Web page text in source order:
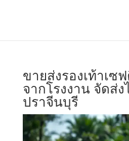
ขายส่งรองเท้าเซ
จากโรงงาน จัดส่ง
ปราจีนบุรี